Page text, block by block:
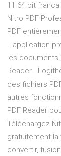
11 64 bit
Nitro PDF
PDF
L'application
les documents
Reader -
des fichiers
autres
PDF Reader
Téléchargez
gratuitement la
convertir,